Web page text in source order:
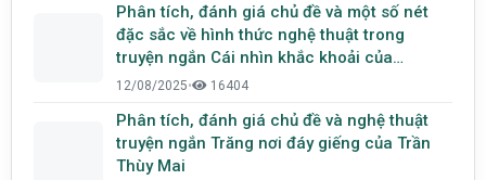
Phân tích, đánh giá chủ đề và một số nét
đặc sắc về hình thức nghệ thuật trong
truyện ngắn Cái nhìn khắc khoải của
Nguyễn Ngọc Tư
12/08/2025• 16404
Phân tích, đánh giá chủ đề và nghệ thuật
truyện ngắn Trăng nơi đáy giếng của Trần
Thùy Mai